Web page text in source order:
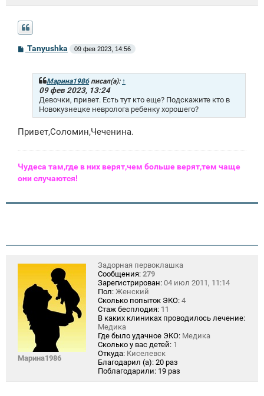
СTanyushka 09 фев 2023, 14:56
Марина1986писал(а): ↑
09 фев 2023, 13:24
Девочки, привет. Есть тут кто еще? Подскажите кто в
Новокузнецке невролога ребенку хорошего?
Привет,Соломин,Чеченина.
Чудеса там,где в них верят,чем больше верят,тем чаще
они случаются!
Марина1986
Задорная первоклашка
Сообщения: 279
Зарегистрирован: 04 июл 2011, 11:14
Пол: Женский
Сколько попыток ЭКО: 4
Стаж бесплодия: 11
В каких клиниках проводилось лечение:
Медика
Где было удачное ЭКО: Медика
Сколько у вас детей: 1
Откуда: Киселевск
Благодарил (а): 20 раз
Поблагодарили: 19 раз